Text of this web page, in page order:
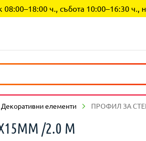
ч., събота 10:00–16:30 ч.,
Декоративни елементи ПРОФИЛ ЗА
/2.0 М